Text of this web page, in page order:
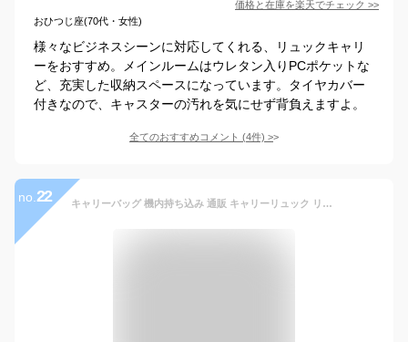
価格と在庫を楽天でチェック >>
おひつじ座(70代・女性)
様々なビジネスシーンに対応してくれる、リュックキャリ
ーをおすすめ。メインルームはウレタン入りPCポケットな
ど、充実した収納スペースになっています。タイヤカバー
付きなので、キャスターの汚れを気にせず背負えますよ。
全てのおすすめコメント (4件) >
no. 22 キャリーバッグ 機内持ち込み 通販 キャリーリュック リュックキャリーバッグ リュックキャリーケース リュック 2way キャリーケース ソフトキャリー キャリーバック メンズ レディース 修学旅行 旅行 出張 キャプテンスタッグ 大容量 33L 〜 48L エキスパンダブル a4 b4